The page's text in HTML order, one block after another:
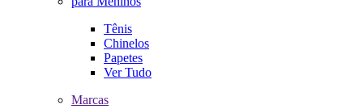
Tênis
Chinelos
Papetes
Ver Tudo
Marcas